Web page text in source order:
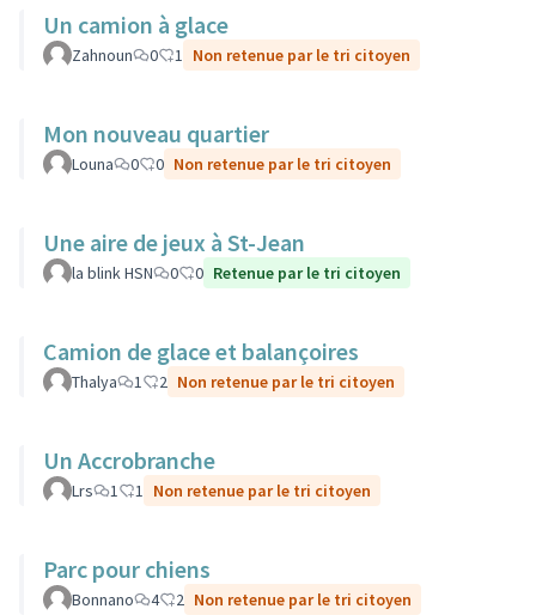
Un camion à glace
Zahnoun 0 1 Non retenue par le tri citoyen
Mon nouveau quartier
Louna 0 0 Non retenue par le tri citoyen
Une aire de jeux à St-Jean
la blink HSN 0 0 Retenue par le tri citoyen
Camion de glace et balançoires
Thalya 1 2 Non retenue par le tri citoyen
Un Accrobranche
Lrs 1 1 Non retenue par le tri citoyen
Parc pour chiens
Bonnano 4 2 Non retenue par le tri citoyen